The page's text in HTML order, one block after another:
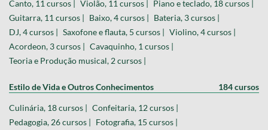
Canto, 11 cursos | Violão, 11 cursos | Piano e teclado, 18 cursos |
Guitarra, 11 cursos | Baixo, 4 cursos | Bateria, 3 cursos |
DJ, 4 cursos | Saxofone e flauta, 5 cursos | Violino, 4 cursos |
Acordeon, 3 cursos | Cavaquinho, 1 cursos |
Teoria e Produção musical, 2 cursos |
Estilo de Vida e Outros Conhecimentos 184 cursos
Culinária, 18 cursos | Confeitaria, 12 cursos |
Pedagogia, 26 cursos | Fotografia, 15 cursos |